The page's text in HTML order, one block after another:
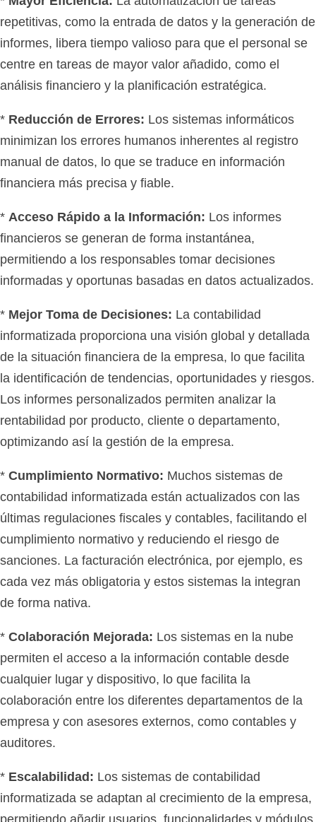
repetitivas, como la entrada de datos y la generación de
informes, libera tiempo valioso para que el personal se
centre en tareas de mayor valor añadido, como el
análisis financiero y la planificación estratégica.
* Reducción de Errores: Los sistemas informáticos
minimizan los errores humanos inherentes al registro
manual de datos, lo que se traduce en información
financiera más precisa y fiable.
* Acceso Rápido a la Información: Los informes
financieros se generan de forma instantánea,
permitiendo a los responsables tomar decisiones
informadas y oportunas basadas en datos actualizados.
* Mejor Toma de Decisiones: La contabilidad
informatizada proporciona una visión global y detallada
de la situación financiera de la empresa, lo que facilita
la identificación de tendencias, oportunidades y riesgos.
Los informes personalizados permiten analizar la
rentabilidad por producto, cliente o departamento,
optimizando así la gestión de la empresa.
* Cumplimiento Normativo: Muchos sistemas de
contabilidad informatizada están actualizados con las
últimas regulaciones fiscales y contables, facilitando el
cumplimiento normativo y reduciendo el riesgo de
sanciones. La facturación electrónica, por ejemplo, es
cada vez más obligatoria y estos sistemas la integran
de forma nativa.
* Colaboración Mejorada: Los sistemas en la nube
permiten el acceso a la información contable desde
cualquier lugar y dispositivo, lo que facilita la
colaboración entre los diferentes departamentos de la
empresa y con asesores externos, como contables y
auditores.
* Escalabilidad: Los sistemas de contabilidad
informatizada se adaptan al crecimiento de la empresa,
permitiendo añadir usuarios, funcionalidades y módulos